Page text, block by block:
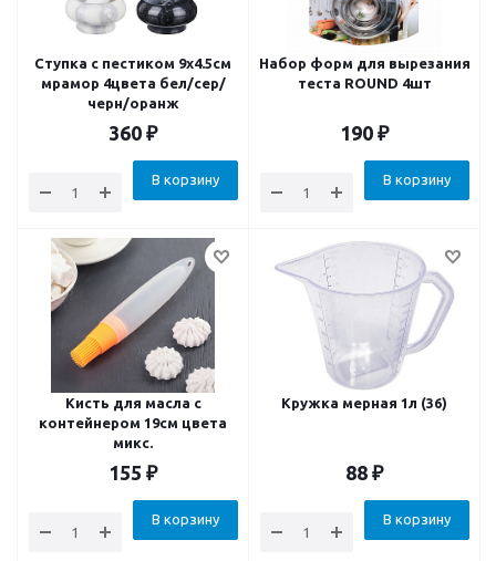
Ступка с пестиком 9x4.5см
мрамор 4цвета бел/сер/
черн/оранж
360 ₽
В корзину
Набор форм для вырезания
теста ROUND 4шт
190 ₽
В корзину
Кисть для масла с
контейнером 19см цвета
микс.
155 ₽
В корзину
Кружка мерная 1л (36)
88 ₽
В корзину